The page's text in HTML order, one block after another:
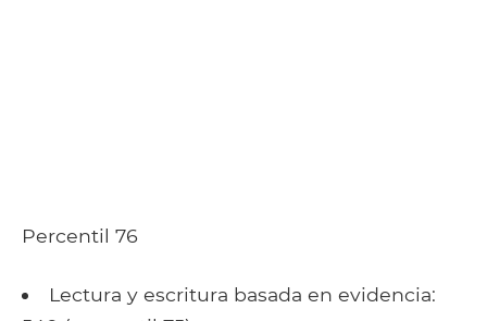
Percentil 76
Lectura y escritura basada en evidencia: